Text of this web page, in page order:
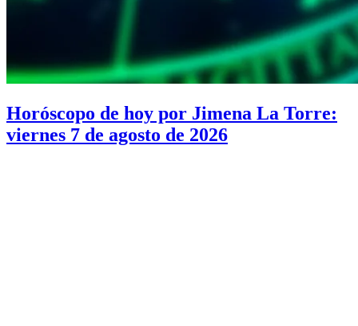
Horóscopo de hoy por Jimena La Torre:
viernes 7 de agosto de 2026